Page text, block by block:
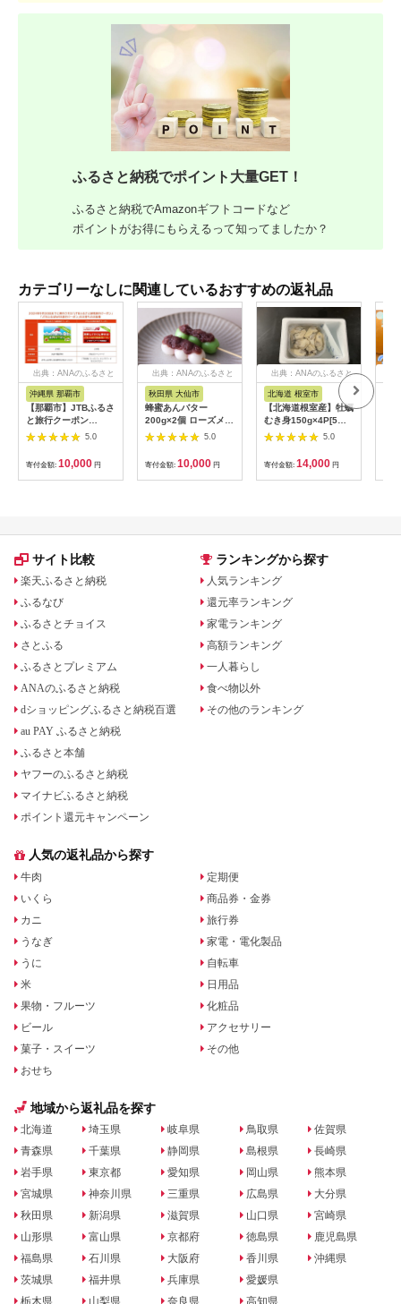
ふるさと納税でポイント大量GET！
ふるさと納税でAmazonギフトコードなど
ポイントがお得にもらえるって知ってましたか？
カテゴリーなしに関連しているおすすめの返礼品
出典：ANAのふるさと
沖縄県 那覇市
【那覇市】JTBふるさ
と旅行クーポン
（3,000円分）有効期
間3年（Eメール発
行）｜旅行 トラベル
予約 国内旅行 JTB 宿
泊 観光 体験 旅行券
人気 おすすめ 旅行ク
ン ネット予約 電話 有
5.0
寄付金額: 10,000 円
出典：ANAのふるさと
秋田県 大仙市
蜂蜜あんバター
200g×2個 ローズメイ
[あんバター はちみ
つ 発酵バター あん
こ 水あめ不使用 秋
田県 大仙市]
5.0
寄付金額: 10,000 円
出典：ANAのふるさと
納税
北海道 根室市
【北海道根室産】牡蠣
むき身150g×4P[5月
下旬以降発送] A-
5.0
寄付金額: 14,000 円
サイト比較
楽天ふるさと納税
ふるなび
ふるさとチョイス
さとふる
ふるさとプレミアム
ANAのふるさと納税
dショッピングふるさと納税百選
au PAY ふるさと納税
ふるさと本舗
ヤフーのふるさと納税
マイナビふるさと納税
ポイント還元キャンペーン
ランキングから探す
人気ランキング
還元率ランキング
家電ランキング
高額ランキング
一人暮らし
食べ物以外
その他のランキング
人気の返礼品から探す
牛肉
いくら
カニ
うなぎ
うに
米
果物・フルーツ
ビール
菓子・スイーツ
おせち
定期便
商品券・金券
旅行券
家電・電化製品
自転車
日用品
化粧品
アクセサリー
その他
地域から返礼品を探す
北海道
青森県
岩手県
宮城県
秋田県
山形県
福島県
茨城県
栃木県
埼玉県
千葉県
東京都
神奈川県
新潟県
富山県
石川県
福井県
山梨県
岐阜県
静岡県
愛知県
三重県
滋賀県
京都府
大阪府
兵庫県
奈良県
鳥取県
島根県
岡山県
広島県
山口県
徳島県
香川県
愛媛県
高知県
佐賀県
長崎県
熊本県
大分県
宮崎県
鹿児島県
沖縄県